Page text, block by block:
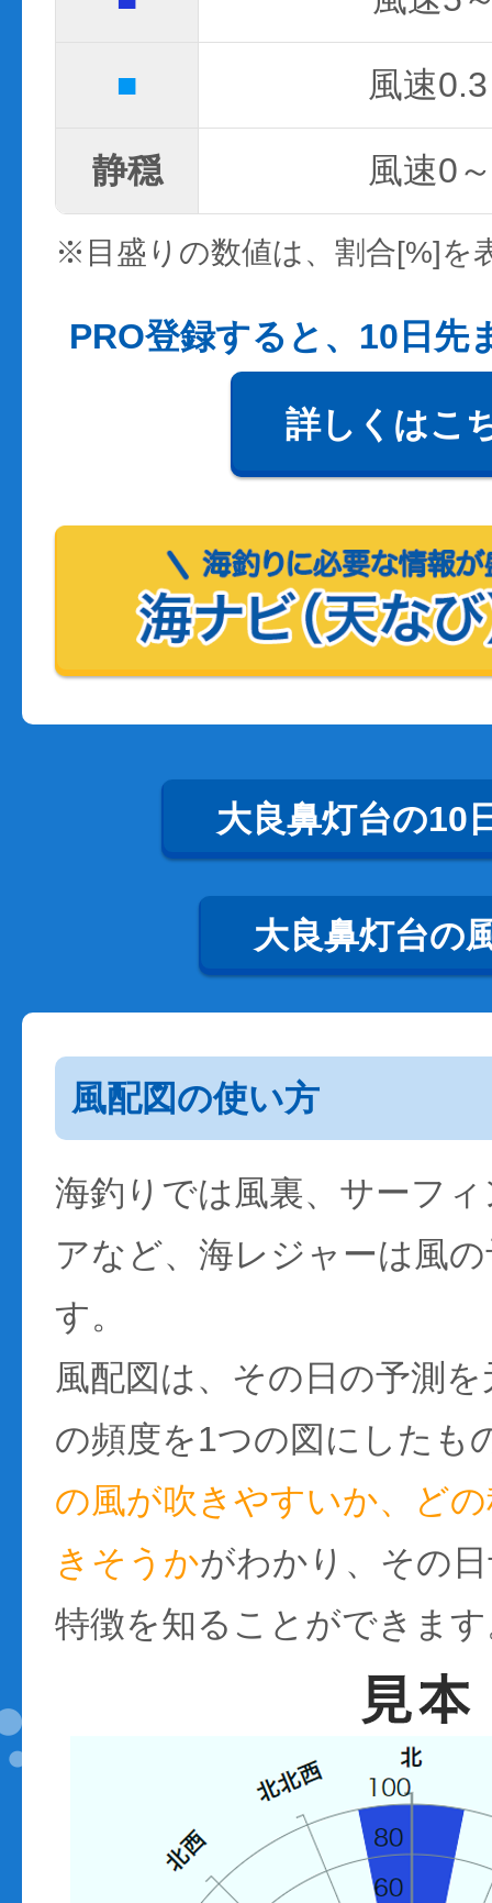
■ 風速
静穏 風速0
※目盛りの数値は、割合[%]を
PRO登録すると、10日先
詳しくはこ
大良鼻灯台の10
大良鼻灯台の
風配図の使い方
海釣りでは風裏、サーフ
アなど、海レジャーは風
す。
風配図は、その日の予測
の頻度を1つの図にしたも
の風が吹きやすいか、ど
きそうかがわかり、その
特徴を知ることができま